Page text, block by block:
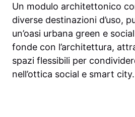
Un modulo architettonico
diverse destinazioni d’uso,
un’oasi urbana green e
fonde con l’architettura,
spazi flessibili per
nell’ottica social e smart city.